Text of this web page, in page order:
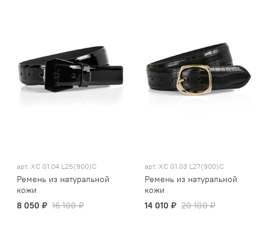
арт. XC G1.04 L25(900)C
Ремень из натуральной
кожи
8 050 ₽ 16 100 ₽
арт. XC G1.03 L27(900)C
Ремень из натуральной
кожи
14 010 ₽ 20 100 ₽